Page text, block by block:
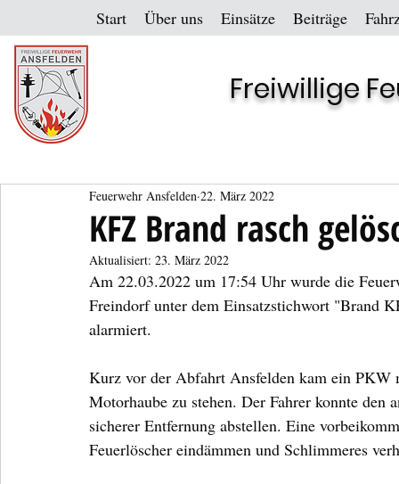
Start Über uns Einsätze Beiträge
Freiwillige
KFZ Brand rasch
Feuerwehr Ansfelden 22. März 2022
Aktualisiert: 23. März 2022
Am 22.03.2022 um 17:54 Uhr wurde die
Freindorf unter dem Einsatzstichwort "Brand
alarmiert.
Kurz vor der Abfahrt Ansfelden kam ein PKW
Motorhaube zu stehen. Der Fahrer konnte den
sicherer Entfernung abstellen. Eine
Feuerlöscher eindämmen und Schlimmeres